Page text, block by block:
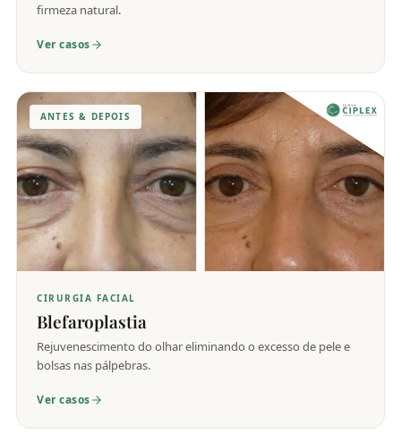
firmeza natural.
Ver casos
ANTES & DEPOIS
CIRURGIA FACIAL
Blefaroplastia
Rejuvenescimento do olhar eliminando o excesso de pele e
bolsas nas pálpebras.
Ver casos